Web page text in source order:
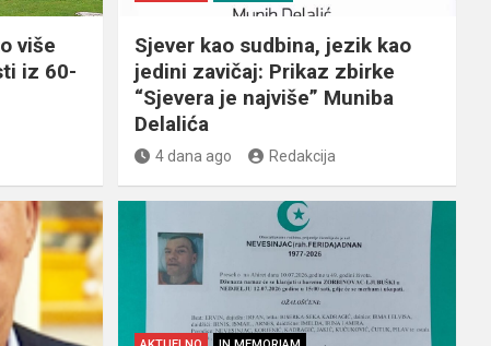
više
iz 60-
Sjever kao sudbina, jezik kao
jedini zavičaj: Prikaz zbirke
“Sjevera je najviše” Muniba
Delalića
4 dana ago Redakcija